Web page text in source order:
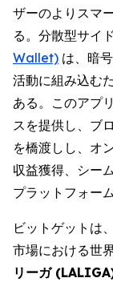
ザーのよりスマ
る。分散型サイ
Wallet) は、暗
活動に組み込む
ある。このアプ
スを提供し、ブ
を橋渡しし、オ
収益獲得、シー
プラットフォー
ビットゲットは
市場における世
リーガ